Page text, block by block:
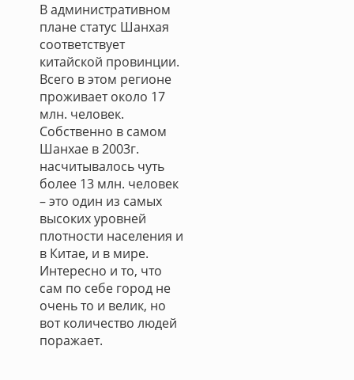
В административном
плане статус Шанхая
соответствует
китайской провинции.
Всего в этом регионе
проживает около 17
млн. человек.
Собственно в самом
Шанхае в 2003г.
насчитывалось чуть
более 13 млн. человек
– это один из самых
высоких уровней
плотности населения и
в Китае, и в мире.
Интересно и то, что
сам по себе город не
очень то и велик, но
вот количество людей
поражает.